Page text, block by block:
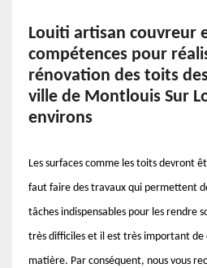
Louiti artisan couvreur
compétences pour
rénovation des toits
ville de Montlouis Sur
environs
Les surfaces comme les toits devront
faut faire des travaux qui permettent
tâches indispensables pour les rendre
très difficiles et il est très important de
matière. Par conséquent, nous vous